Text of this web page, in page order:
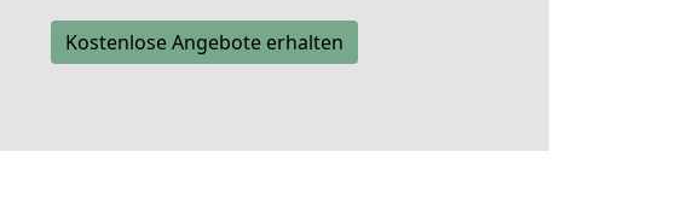
Kostenlose Angebote erhalten